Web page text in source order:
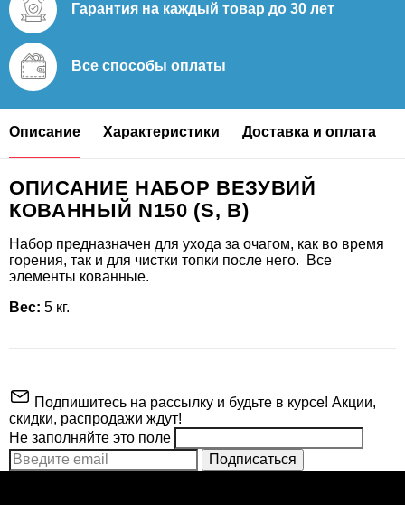
Гарантия на каждый товар до 30 лет
Все способы оплаты
Описание Характеристики Доставка и оплата
ОПИСАНИЕ НАБОР ВЕЗУВИЙ
КОВАННЫЙ N150 (S, B)
Набор предназначен для ухода за очагом, как во время
горения, так и для чистки топки после него. Все
элементы кованные.
Вес: 5 кг.
Производитель ВЕЗУВИЙ
Подпишитесь на рассылку и будьте в курсе! Акции,
скидки, распродажи ждут!
Не заполняйте это поле
Подписаться